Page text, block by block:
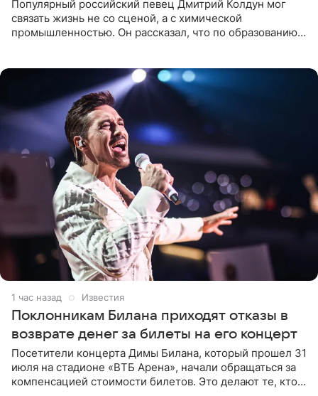
Популярный российский певец Дмитрий Колдун мог
связать жизнь не со сценой, а с химической
промышленностью. Он рассказал, что по образованию
1 час назад Известия
Поклонникам Билана приходят отказы в
возврате денег за билеты на его концерт
Посетители концерта Димы Билана, который прошел 31
июля на стадионе «ВТБ Арена», начали обращаться за
компенсацией стоимости билетов. Это делают те, кто